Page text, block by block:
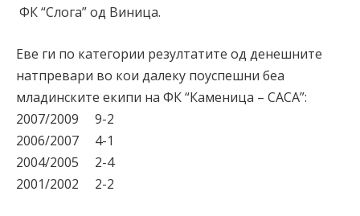
ФК “Слога” од Виница.
Еве ги по категории резултатите од денешните
натпревари во кои далеку поуспешни беа
младинските екипи на ФК “Каменица – САСА”:
2007/2009 9-2
2006/2007 4-1
2004/2005 2-4
2001/2002 2-2